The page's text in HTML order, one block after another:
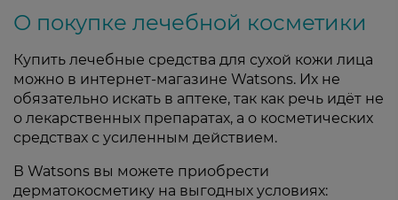
О покупке лечебной косметики
Купить лечебные средства для сухой кожи лица
можно в интернет-магазине Watsons. Их не
обязательно искать в аптеке, так как речь идёт не
о лекарственных препаратах, а о косметических
средствах с усиленным действием.
В Watsons вы можете приобрести
дерматокосметику на выгодных условиях: